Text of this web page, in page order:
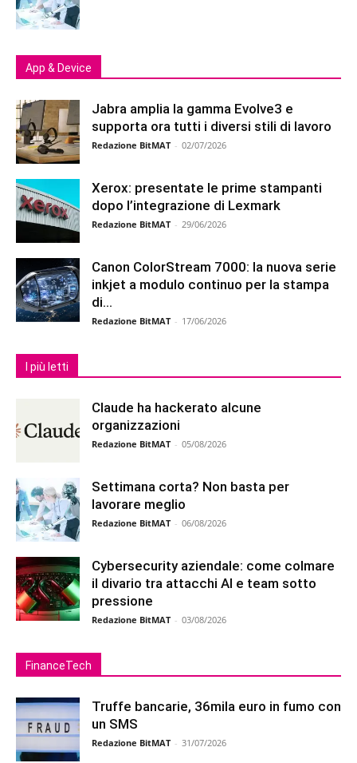
App & Device
Jabra amplia la gamma Evolve3 e
supporta ora tutti i diversi stili di lavoro
Redazione BitMAT - 02/07/2026
Xerox: presentate le prime stampanti
dopo l’integrazione di Lexmark
Redazione BitMAT - 29/06/2026
Canon ColorStream 7000: la nuova serie
inkjet a modulo continuo per la stampa
di...
Redazione BitMAT - 17/06/2026
I più letti
Claude ha hackerato alcune
organizzazioni
Redazione BitMAT - 05/08/2026
Settimana corta? Non basta per
lavorare meglio
Redazione BitMAT - 06/08/2026
Cybersecurity aziendale: come colmare
il divario tra attacchi AI e team sotto
pressione
Redazione BitMAT - 03/08/2026
FinanceTech
Truffe bancarie, 36mila euro in fumo con
un SMS
Redazione BitMAT - 31/07/2026